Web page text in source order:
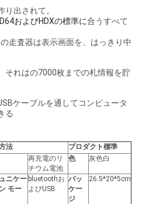
出されて。
およびHDXの標準に合うすべて
走査器は表示画面を、はっきり中
それはの7000枚までの札情報を貯
ケーブルを通してコンピュータ
る
法
プロダクト標準
再充電のリ
チウム電池
色 灰色白
ニケー
モー
bluetoothお
よびUSB
パッ
ケー
ジ
26.5*20*5cm